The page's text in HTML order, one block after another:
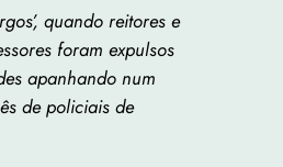
quando reitores e
foram expulsos
apanhando num
de policiais de